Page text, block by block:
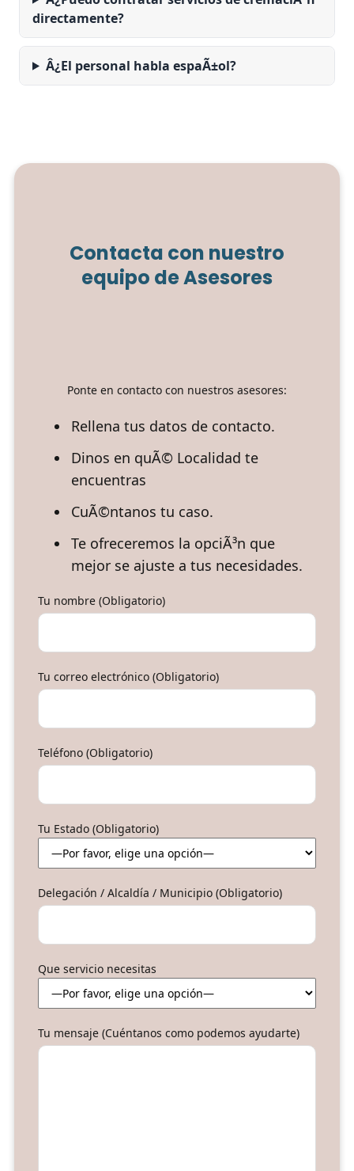
directamente?
Â¿El personal habla espaÃ±ol?
Contacta con nuestro
equipo de Asesores
Ponte en contacto con nuestros asesores:
Rellena tus datos de contacto.
Dinos en quÃ© Localidad te
encuentras
CuÃ©ntanos tu caso.
Te ofreceremos la opciÃ³n que
mejor se ajuste a tus necesidades.
Tu nombre (Obligatorio)
Tu correo electrónico (Obligatorio)
Teléfono (Obligatorio)
Tu Estado (Obligatorio)
Delegación / Alcaldía / Municipio (Obligatorio)
Que servicio necesitas
Tu mensaje (Cuéntanos como podemos ayudarte)